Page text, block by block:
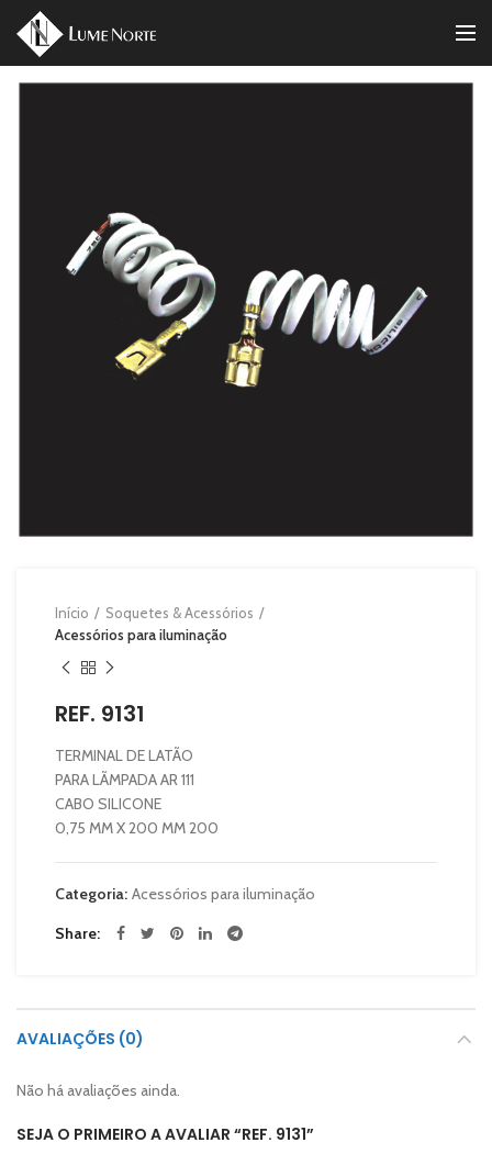
Início
Soquetes & Acessórios
Acessórios para iluminação
REF. 9131
TERMINAL DE LATÃO
PARA LÃMPADA AR 111
CABO SILICONE
0,75 MM X 200 MM 200
Categoria: Acessórios para iluminação
Share
AVALIAÇÕES (0)
Não há avaliações ainda.
SEJA O PRIMEIRO A AVALIAR “REF. 9131”